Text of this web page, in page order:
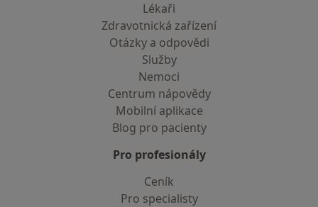
Lékaři
Zdravotnická zařízení
Otázky a odpovědi
Služby
Nemoci
Centrum nápovědy
Mobilní aplikace
Blog pro pacienty
Pro profesionály
Ceník
Pro specialisty